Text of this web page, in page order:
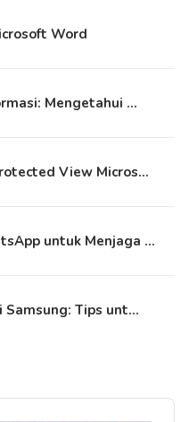
Word
Mengetahui …
View Micros…
untuk Menjaga …
Samsung: Tips unt…